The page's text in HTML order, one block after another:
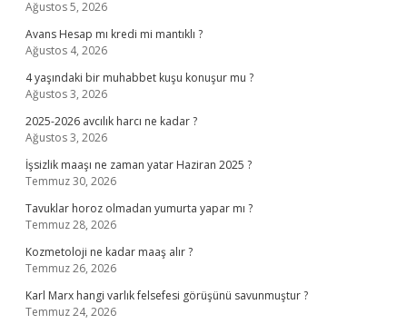
Ağustos 5, 2026
Avans Hesap mı kredi mi mantıklı ?
Ağustos 4, 2026
4 yaşındaki bir muhabbet kuşu konuşur mu ?
Ağustos 3, 2026
2025-2026 avcılık harcı ne kadar ?
Ağustos 3, 2026
İşsizlik maaşı ne zaman yatar Haziran 2025 ?
Temmuz 30, 2026
Tavuklar horoz olmadan yumurta yapar mı ?
Temmuz 28, 2026
Kozmetoloji ne kadar maaş alır ?
Temmuz 26, 2026
Karl Marx hangi varlık felsefesi görüşünü savunmuştur ?
Temmuz 24, 2026